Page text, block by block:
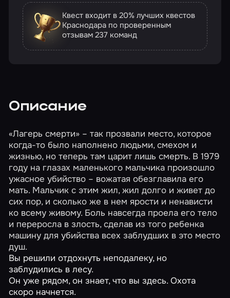
Квест входит в 20% лучших квестов
Краснодара по проверенным
отзывам237 команд
Описание
«Лагерь смерти» – так прозвали место, которое
когда-то было наполнено людьми, смехом и
жизнью, но теперь там царит лишь смерть. В 1979
году на глазах маленького мальчика произошло
ужасное убийство – вожатая обезглавила его
мать. Мальчик с этим жил, жил долго и живет до
сих пор, и сколько же в нем ярости и ненависти
ко всему живому. Боль навсегда проела его тело
и переросла в злость, сделав из того ребенка
машину для убийства всех заблудших в это место
душ.
Вы решили отдохнуть неподалеку, но
заблудились в лесу.
Он уже рядом, он знает, что вы здесь. Охота
скоро начнется.